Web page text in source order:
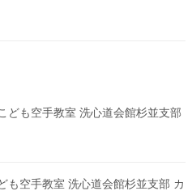
ども空手教室 洗心道会館杉並支部
も空手教室 洗心道会館杉並支部 カ